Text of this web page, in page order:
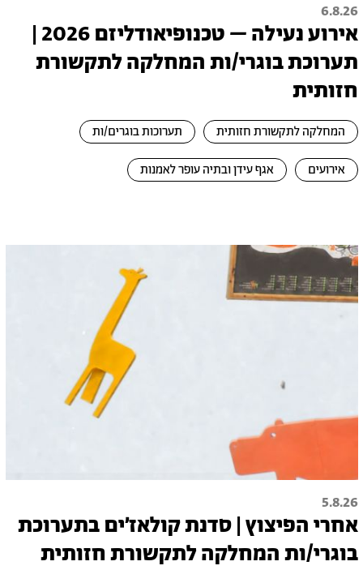
6.8.26
אירוע נעילה – טכנופיאודליזם 2026 |
תערוכת בוגרי/ות המחלקה לתקשורת
חזותית
המחלקה לתקשורת חזותית תערוכות בוגרים/ות
אירועים אגף עידן ובתיה עופר לאמנות
5.8.26
אחרי הפיצוץ | סדנת קולאז׳ים בתערוכת
בוגרי/ות המחלקה לתקשורת חזותית